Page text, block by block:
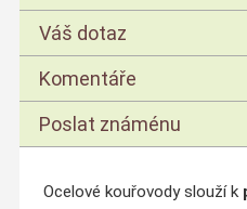
Váš dotaz
Komentáře
Poslat známénu
Ocelové kouřovody slouží k